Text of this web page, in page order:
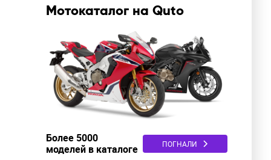
Мотокаталог на Quto
Более 5000
моделей в каталоге
ПОГНАЛИ